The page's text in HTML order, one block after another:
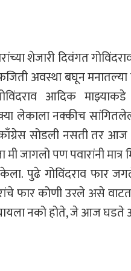
शेजारी दिवंगत
अवस्थाबघून
आदिक
लेकाला नक्कीच
सोडली नसती तर आज
मीजागलो पण पवारांनी
पुढे गोविंदराव फार
फार कोणी उरले असे वाटत
नकोहोते, जे आज घडते